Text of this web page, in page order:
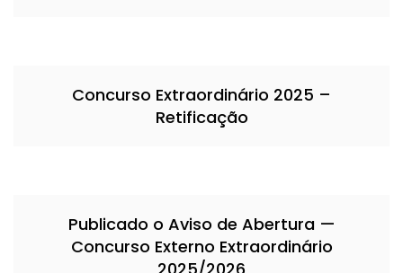
Concurso Extraordinário 2025 –
Retificação
Publicado o Aviso de Abertura —
Concurso Externo Extraordinário